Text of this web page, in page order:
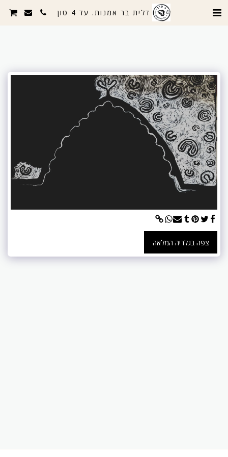
דלית בר אמנות. עד 4 טון
צפה בגלריה המלאה